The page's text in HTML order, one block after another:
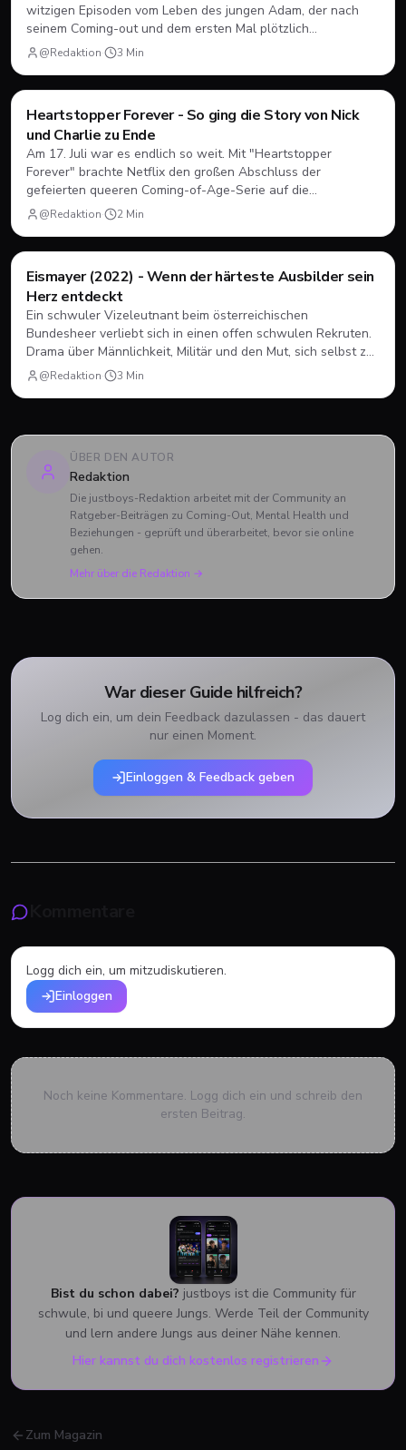
witzigen Episoden vom Leben des jungen Adam, der nach
seinem Coming-out und dem ersten Mal plötzlich
herausfinden muss, wie Dating, Freundschaft und Familie
unter neuen Vorzeichen funktionieren.
@Redaktion· 3 Min
Filme & Serien
Heartstopper Forever - So ging die Story von Nick
und Charlie zu Ende
Am 17. Juli war es endlich so weit. Mit "Heartstopper
Forever" brachte Netflix den großen Abschluss der
gefeierten queeren Coming-of-Age-Serie auf die
Bildschirme. Statt einer vierten Staffel gab es diesmal einen
abendfüllenden Spielfilm. Wir blicken zurück, wie sich Nick
@Redaktion· 2 Min
Filme & Serien
Eismayer (2022) - Wenn der härteste Ausbilder sein
Herz entdeckt
Ein schwuler Vizeleutnant beim österreichischen
Bundesheer verliebt sich in einen offen schwulen Rekruten.
Drama über Männlichkeit, Militär und den Mut, sich selbst zu
sein.@Redaktion· 3 Min
ÜBER DEN AUTOR
Redaktion
Die justboys-Redaktion arbeitet mit der Community an
Ratgeber-Beiträgen zu Coming-Out, Mental Health und
Beziehungen - geprüft und überarbeitet, bevor sie online
gehen.
Mehr über die Redaktion →
War dieser Guide hilfreich?
Log dich ein, um dein Feedback dazulassen - das dauert
nur einen Moment.
Einloggen & Feedback geben
Logg dich ein, um mitzudiskutieren.
Einloggen
Noch keine Kommentare. Logg dich ein und schreib den
ersten Beitrag.
Bist du schon dabei? justboys ist die Community für
schwule, bi und queere Jungs. Werde Teil der Community
und lern andere Jungs aus deiner Nähe kennen.
Hier kannst du dich kostenlos registrieren
Zum Magazin